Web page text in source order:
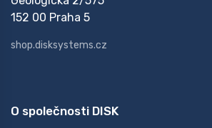
152 00 Praha 5
shop.disksystems.cz
O společnosti DISK